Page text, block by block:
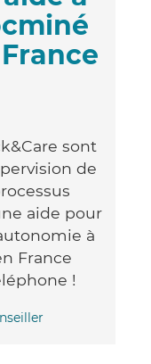
sont
de
aide pour
à
France
!